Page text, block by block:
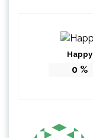
Happy
0 %